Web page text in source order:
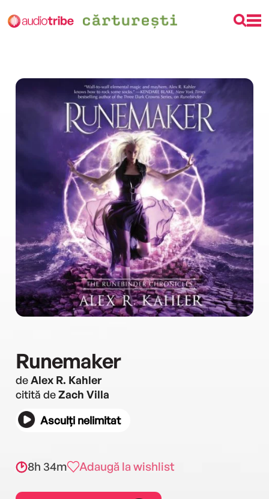
Runemaker
deAlex R. Kahler
citită deZach Villa
Asculți nelimitat
8h 34m Adaugă la wishlist